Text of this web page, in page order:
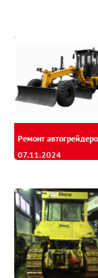
Ремонт
07.11.2024